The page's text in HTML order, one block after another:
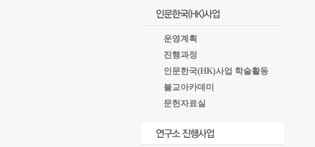
운영계획
진행과정
인문한국(HK)사업 학술활동
불교아카데미
문헌자료실